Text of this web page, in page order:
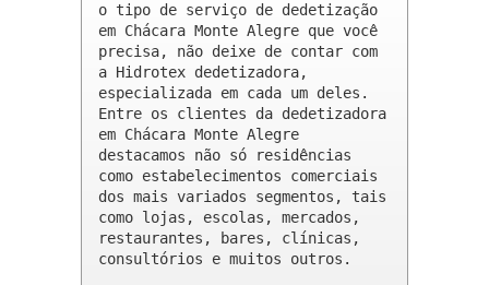
o tipo de serviço de dedetização
em Chácara Monte Alegre que você
precisa, não deixe de contar com
a Hidrotex dedetizadora,
especializada em cada um deles.
Entre os clientes da dedetizadora
em Chácara Monte Alegre
destacamos não só residências
como estabelecimentos comerciais
dos mais variados segmentos, tais
como lojas, escolas, mercados,
restaurantes, bares, clínicas,
consultórios e muitos outros.